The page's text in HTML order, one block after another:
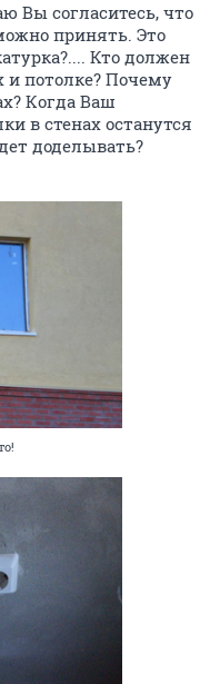
Вы согласитесь, что
принять. Это
Кто должен
и потолке? Почему
Когда Ваш
в стенах останутся
доделывать?